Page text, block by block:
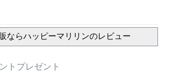
ならハッピーマリリンのレビュー
トプレゼント